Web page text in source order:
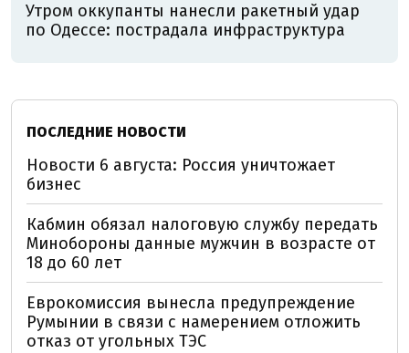
Утром оккупанты нанесли ракетный удар
по Одессе: пострадала инфраструктура
ПОСЛЕДНИЕ НОВОСТИ
Новости 6 августа: Россия уничтожает
бизнес
Кабмин обязал налоговую службу передать
Минобороны данные мужчин в возрасте от
18 до 60 лет
Еврокомиссия вынесла предупреждение
Румынии в связи с намерением отложить
отказ от угольных ТЭС